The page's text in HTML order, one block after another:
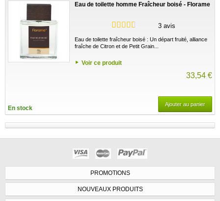
Eau de toilette homme Fraîcheur boisé - Florame
3 avis
Eau de toilette fraîcheur boisé : Un départ fruité, alliance
fraîche de Citron et de Petit Grain...
Voir ce produit
33,54 €
En stock
Ajouter au panier
PROMOTIONS
NOUVEAUX PRODUITS